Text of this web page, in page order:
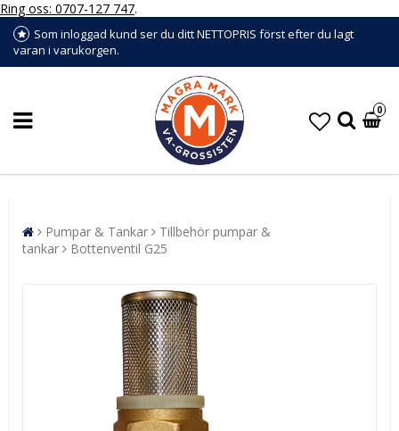
Ring oss: 0707-127 747.
Som inloggad kund ser du ditt NETTOPRIS först efter du lagt
varan i varukorgen.
0
Pumpar & Tankar
Tillbehör pumpar &
tankar
Bottenventil G25